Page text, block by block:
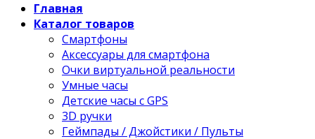
Главная
Каталог товаров
Смартфоны
Аксессуары для смартфона
Очки виртуальной реальности
Умные часы
Детские часы с GPS
3D ручки
Геймпады / Джойстики / Пульты